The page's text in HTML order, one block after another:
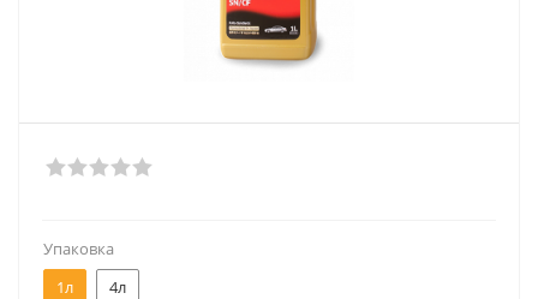
Упаковка
1л
4л